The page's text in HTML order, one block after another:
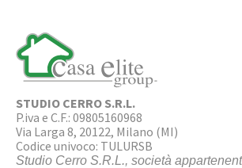
STUDIO CERRO S.R.L.
P.iva e C.F.: 09805160968
Via Larga 8, 20122, Milano (MI)
Codice univoco: TULURSB
Studio Cerro S.R.L., società